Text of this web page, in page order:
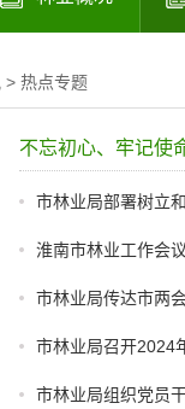
> 热点专题
不忘初心、牢记使
市林业局部署树立
淮南市林业工作会
市林业局传达市两
市林业局召开2024
市林业局组织党员